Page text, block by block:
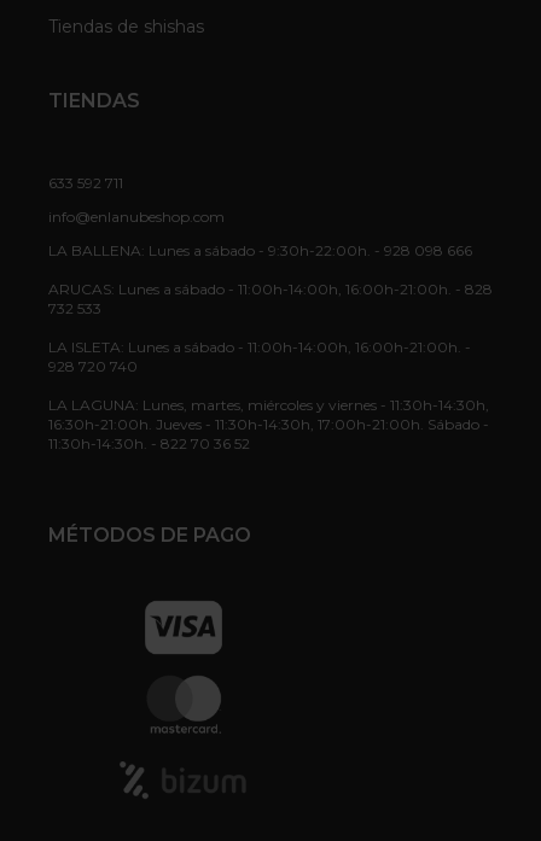
Tiendas de shishas
TIENDAS
633 592 711
info@enlanubeshop.com
LA BALLENA: Lunes a sábado - 9:30h-22:00h. - 928 098 666
ARUCAS: Lunes a sábado - 11:00h-14:00h, 16:00h-21:00h. - 828
732 533
LA ISLETA: Lunes a sábado - 11:00h-14:00h, 16:00h-21:00h. -
928 720 740
LA LAGUNA: Lunes, martes, miércoles y viernes - 11:30h-14:30h,
16:30h-21:00h. Jueves - 11:30h-14:30h, 17:00h-21:00h. Sábado -
11:30h-14:30h. - 822 70 36 52
MÉTODOS DE PAGO